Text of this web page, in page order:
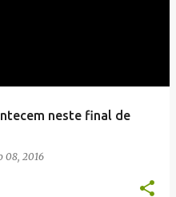
neste final de
08, 2016